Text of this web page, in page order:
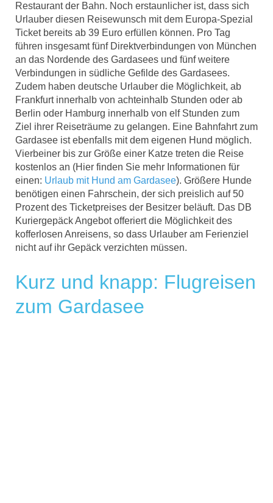
Restaurant der Bahn. Noch erstaunlicher ist, dass sich
Urlauber diesen Reisewunsch mit dem Europa-Spezial
Ticket bereits ab 39 Euro erfüllen können. Pro Tag
führen insgesamt fünf Direktverbindungen von München
an das Nordende des Gardasees und fünf weitere
Verbindungen in südliche Gefilde des Gardasees.
Zudem haben deutsche Urlauber die Möglichkeit, ab
Frankfurt innerhalb von achteinhalb Stunden oder ab
Berlin oder Hamburg innerhalb von elf Stunden zum
Ziel ihrer Reiseträume zu gelangen. Eine Bahnfahrt zum
Gardasee ist ebenfalls mit dem eigenen Hund möglich.
Vierbeiner bis zur Größe einer Katze treten die Reise
kostenlos an (Hier finden Sie mehr Informationen für
einen: Urlaub mit Hund am Gardasee). Größere Hunde
benötigen einen Fahrschein, der sich preislich auf 50
Prozent des Ticketpreises der Besitzer beläuft. Das DB
Kuriergepäck Angebot offeriert die Möglichkeit des
kofferlosen Anreisens, so dass Urlauber am Ferienziel
nicht auf ihr Gepäck verzichten müssen.
Kurz und knapp: Flugreisen
zum Gardasee